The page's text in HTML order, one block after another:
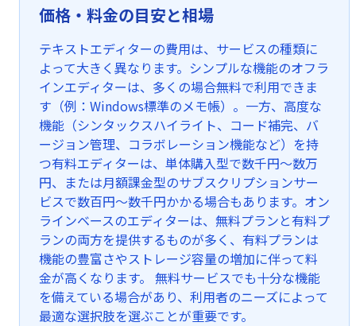
価格・料金の目安と相場
テキストエディターの費用は、サービスの種類に
よって大きく異なります。シンプルな機能のオフラ
インエディターは、多くの場合無料で利用できま
す（例：Windows標準のメモ帳）。一方、高度な
機能（シンタックスハイライト、コード補完、バ
ージョン管理、コラボレーション機能など）を持
つ有料エディターは、単体購入型で数千円〜数万
円、または月額課金型のサブスクリプションサー
ビスで数百円〜数千円かかる場合もあります。オン
ラインベースのエディターは、無料プランと有料プ
ランの両方を提供するものが多く、有料プランは
機能の豊富さやストレージ容量の増加に伴って料
金が高くなります。 無料サービスでも十分な機能
を備えている場合があり、利用者のニーズによって
最適な選択肢を選ぶことが重要です。